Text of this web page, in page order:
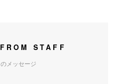
STAFF
メッセージ